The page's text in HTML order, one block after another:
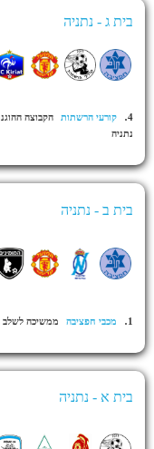
בית ג - נתניה
4
. קורעי הרשתות
הקבוצה
נתניה
בית ב - נתניה
1
. מכבי חפציבה ממשיכה לשלב
בית א - נתניה